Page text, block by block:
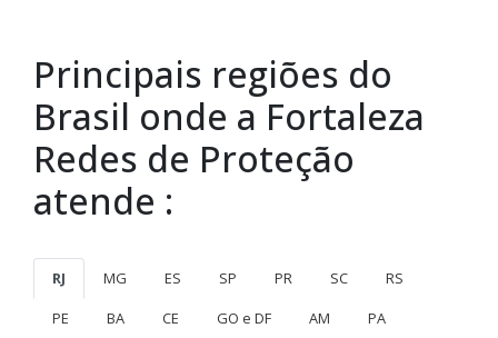
Principais regiões do
Brasil onde a Fortaleza
Redes de Proteção
atende :
RJ MG ES SP PR SC
RS
PE
BA CE GO e DF AM PA